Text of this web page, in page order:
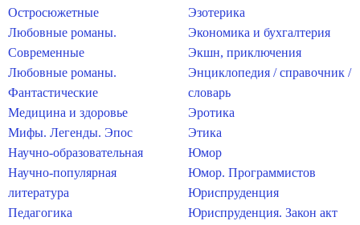
Остросюжетные
Любовные романы.
Современные
Любовные романы.
Фантастические
Медицина и здоровье
Мифы. Легенды. Эпос
Научно-образовательная
Научно-популярная
литература
Педагогика
Эзотерика
Экономика и бухгалтерия
Экшн, приключения
Энциклопедия / справочник /
словарь
Эротика
Этика
Юмор
Юмор. Программистов
Юриспруденция
Юриспруденция. Закон акт